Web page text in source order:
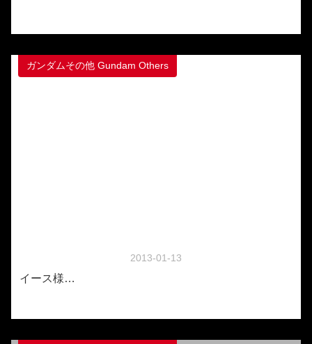
ガンダムその他 Gundam Others
2013-01-13
イース様…